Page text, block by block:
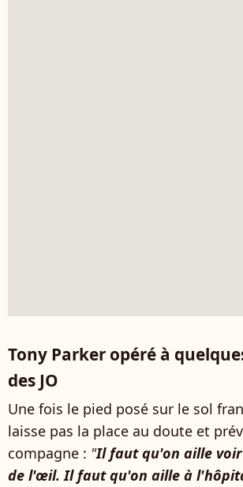
Tony Parker opéré à
des JO
Une fois le pied posé sur le sol
laisse pas la place au doute et
compagne : "Il faut qu'on aille
de l'œil. Il faut qu'on aille à